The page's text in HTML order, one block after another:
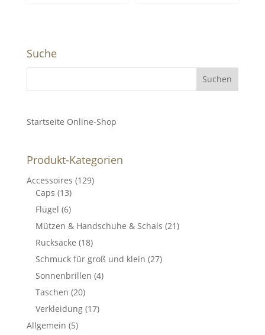
Suche
Startseite Online-Shop
Produkt-Kategorien
Accessoires (129)
Caps (13)
Flügel (6)
Mützen & Handschuhe & Schals (21)
Rucksäcke (18)
Schmuck für groß und klein (27)
Sonnenbrillen (4)
Taschen (20)
Verkleidung (17)
Allgemein (5)